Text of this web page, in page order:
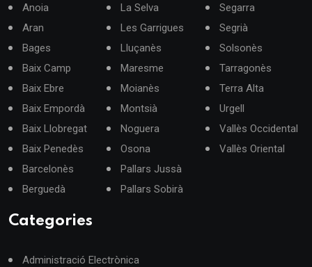
Anoia
Aran
Bages
Baix Camp
Baix Ebre
Baix Empordà
Baix Llobregat
Baix Penedès
Barcelonès
Berguedà
La Selva
Les Garrigues
Lluçanès
Maresme
Moianès
Montsià
Noguera
Osona
Pallars Jussà
Pallars Sobirà
Segarra
Segrià
Solsonès
Tarragonès
Terra Alta
Urgell
Vallès Occidental
Vallès Oriental
Categories
Administració Electrònica